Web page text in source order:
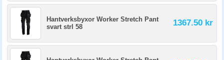
Hantverksbyxor Worker Stretch Pant
svart strl 58
1367.50 kr